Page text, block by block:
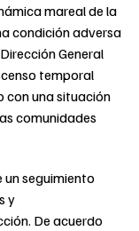
mareal de la
condición adversa
General
temporal
con una situación
comunidades
un seguimiento
y
De acuerdo